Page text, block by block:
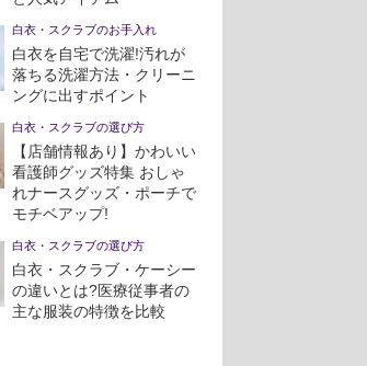
白衣・スクラブのお手入れ
白衣を自宅で洗濯!汚れが
落ちる洗濯方法・クリーニ
ングに出すポイント
白衣・スクラブの選び方
【店舗情報あり】かわいい
看護師グッズ特集 おしゃ
れナースグッズ・ポーチで
モチベアップ!
白衣・スクラブの選び方
白衣・スクラブ・ケーシー
の違いとは?医療従事者の
主な服装の特徴を比較